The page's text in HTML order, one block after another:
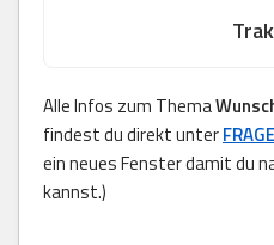
Alle Infos zum Thema
findest du direkt unter
ein neues Fenster damit du
kannst.)